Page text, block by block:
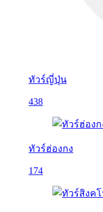
ทัวร์ญี่ปุ่น
438
ทัวร์ฮ่องกง
174